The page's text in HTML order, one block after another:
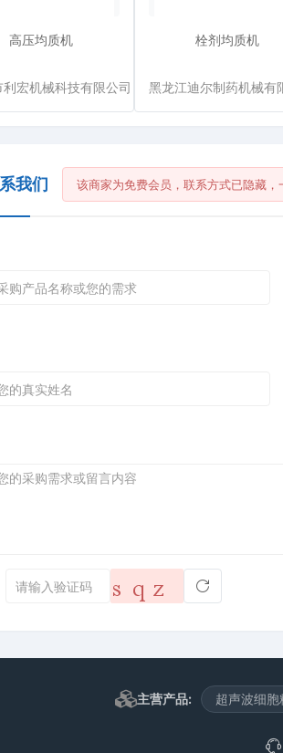
高压均质机
利宏机械科技有限公司
栓剂均质机
我们 该商家为免费会员，联系方式已隐藏，
主营产品: 超声波细胞